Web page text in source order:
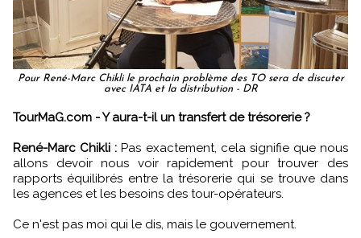
Pour René-Marc Chikli le prochain problème des TO sera de discuter
avec IATA et la distribution - DR
TourMaG.com - Y aura-t-il un transfert de trésorerie ?
René-Marc Chikli : Pas exactement, cela signifie que nous
allons devoir nous voir rapidement pour trouver des
rapports équilibrés entre la trésorerie qui se trouve dans
les agences et les besoins des tour-opérateurs.
Ce n'est pas moi qui le dis, mais le gouvernement.